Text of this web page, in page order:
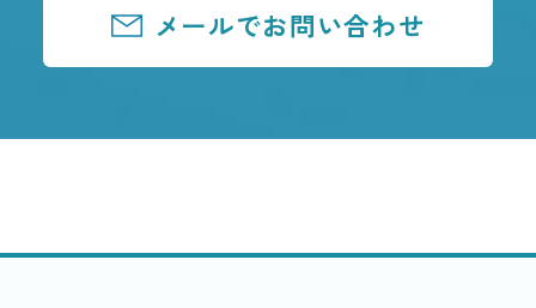
メールでお問い合わせ